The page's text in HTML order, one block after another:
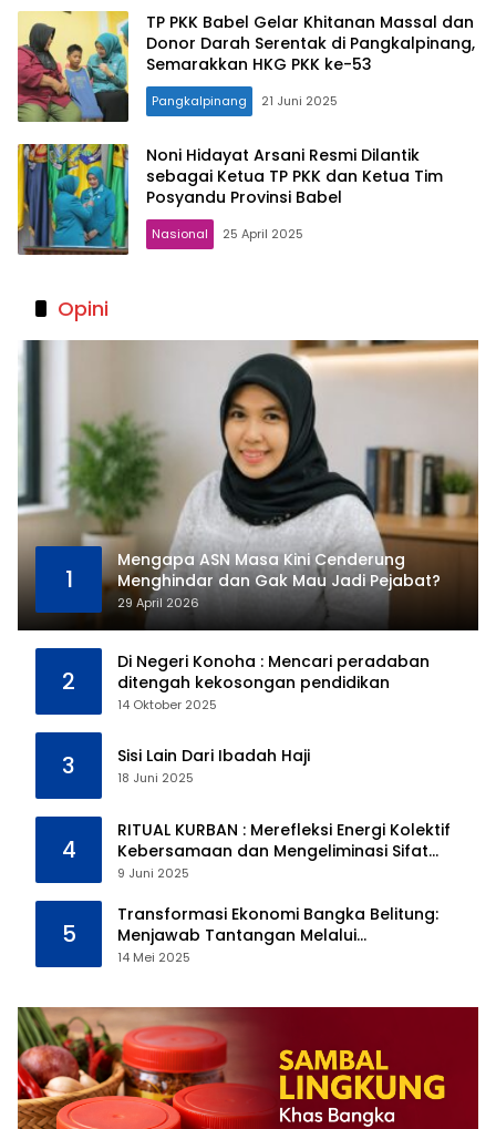
TP PKK Babel Gelar Khitanan Massal dan
Donor Darah Serentak di Pangkalpinang,
Semarakkan HKG PKK ke-53
Pangkalpinang 21 Juni 2025
Noni Hidayat Arsani Resmi Dilantik
sebagai Ketua TP PKK dan Ketua Tim
Posyandu Provinsi Babel
Nasional 25 April 2025
Opini
1
Mengapa ASN Masa Kini Cenderung
Menghindar dan Gak Mau Jadi Pejabat?
29 April 2026
2
Di Negeri Konoha : Mencari peradaban
ditengah kekosongan pendidikan
14 Oktober 2025
3 Sisi Lain Dari Ibadah Haji
18 Juni 2025
4
RITUAL KURBAN : Merefleksi Energi Kolektif
Kebersamaan dan Mengeliminasi Sifat
Kebinatangan Manusia
9 Juni 2025
5
Transformasi Ekonomi Bangka Belitung:
Menjawab Tantangan Melalui
Pengelolaan Sumber Daya Alam yang
14 Mei 2025